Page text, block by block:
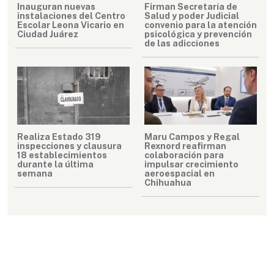
Inauguran nuevas
instalaciones del Centro
Escolar Leona Vicario en
Ciudad Juárez
Firman Secretaría de
Salud y poder Judicial
convenio para la atención
psicológica y prevención
de las adicciones
Realiza Estado 319
inspecciones y clausura
18 establecimientos
durante la última
semana
Maru Campos y Regal
Rexnord reafirman
colaboración para
impulsar crecimiento
aeroespacial en
Chihuahua